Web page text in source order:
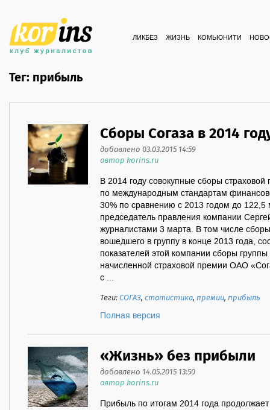
ЛИКБЕЗ ЖИЗНЬ КОМЬЮНИТИ
Тег: прибыль
Сборы Согаза в 2014
добавлено 03.03.2015 14:59
автор korins.ru
В 2014 году совокупные сборы
по международным стандартам
30% по сравнению с 2013 годом до
председатель правления компании
журналистами 3 марта. В том числе
вошедшего в группу в конце 2013 года,
показателей этой компании сборы
начисленной страховой премии ОАО
с ...
Теги:СОГАЗ,статистика,премии,прибыль
Полная версия
«Жизнь» без прибыли
добавлено 14.05.2015 13:50
автор korins.ru
Прибыль по итогам 2014 года продолжает